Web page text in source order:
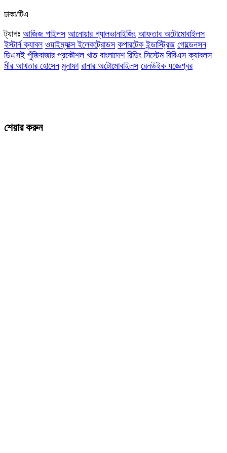
ঢাকা/টিএ
ট্যাগঃ আজিজ পাইপস আনোয়ার গ্যালভানাইজিং আফতাব অটোমোবাইলস
ইস্টার্ন ক্যাবল ওয়াইম্যাক্স ইলেকট্রোডস কপারটেক ইন্ডাস্ট্রিজ গোল্ডেনসন
ডিএসই পুঁজিবাজার প্রকৌশল খাত বাংলাদেশ বিল্ডিং সিস্টেম বিবিএস ক্যাবলস
মীর আখতার হোসেন মুনাফা রানার অটোমোবাইলস রেনউইক যজ্ঞেশ্বর
শেয়ার করুন